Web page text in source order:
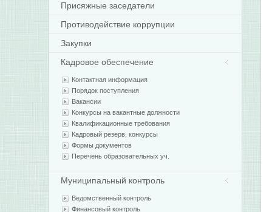
Присяжные заседатели
Противодействие коррупции
Закупки
Кадровое обеспечение
Контактная информация
Порядок поступления
Вакансии
Конкурсы на вакантные должности
Квалификационные требования
Кадровый резерв, конкурсы
Формы документов
Перечень образовательных уч.
Муниципальный контроль
Ведомственный контроль
Финансовый контроль